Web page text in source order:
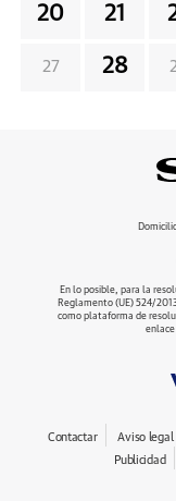
20 21
27 28
En lo posible, para la
Reglamento (UE) 524/
como plataforma de
enlace
Contactar Aviso legal
Publicidad